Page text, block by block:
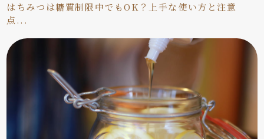
はちみつは糖質制限中でもOK？上手な使い方と注意
点...